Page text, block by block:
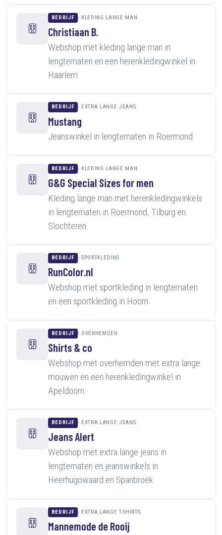
BEDRIJF KLEDING LANGE MAN
Christiaan B.
Webshop met kleding lange man in
lengtematen en een herenkledingwinkel in
Haarlem
BEDRIJF EXTRA LANGE JEANS
Mustang
Jeanswinkel in lengtematen in Roermond
BEDRIJF KLEDING LANGE MAN
G&G Special Sizes for men
Kleding lange man met herenkledingwinkels
in lengtematen in Roermond, Tilburg en
Slochteren
BEDRIJF SPORTKLEDING
RunColor.nl
Webshop met sportkleding in lengtematen
en een sportkleding in Hoorn
BEDRIJF OVERHEMDEN
Shirts & co
Webshop met overhemden met extra lange
mouwen en een herenkledingwinkel in
Apeldoorn
BEDRIJF EXTRA LANGE JEANS
Jeans Alert
Webshop met extra lange jeans in
lengtematen en jeanswinkels in
Heerhugowaard en Spanbroek
BEDRIJF EXTRA LANGE T-SHIRTS
Mannemode de Rooij